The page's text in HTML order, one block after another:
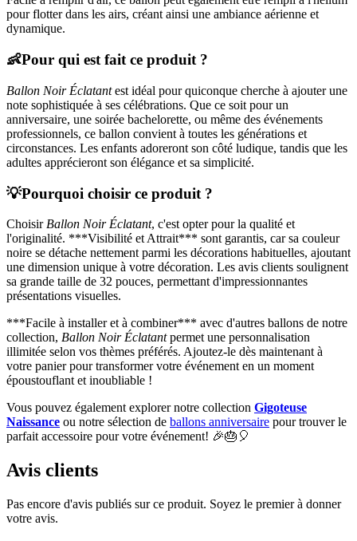
pour flotter dans les airs, créant ainsi une ambiance aérienne et
dynamique.
👶Pour qui est fait ce produit ?
Ballon Noir Éclatantest idéal pour quiconque cherche à ajouter une
note sophistiquée à ses célébrations. Que ce soit pour un
anniversaire, une soirée bachelorette, ou même des événements
professionnels, ce ballon convient à toutes les générations et
circonstances. Les enfants adoreront son côté ludique, tandis que les
adultes apprécieront son élégance et sa simplicité.
💡Pourquoi choisir ce produit ?
Choisir Ballon Noir Éclatant, c'est opter pour la qualité et
l'originalité. ***Visibilité et Attrait*** sont garantis, car sa couleur
noire se détache nettement parmi les décorations habituelles, ajoutant
une dimension unique à votre décoration. Les avis clients soulignent
sa grande taille de 32 pouces, permettant d'impressionnantes
présentations visuelles.
***Facile à installer et à combiner*** avec d'autres ballons de notre
collection, Ballon Noir Éclatantpermet une personnalisation
illimitée selon vos thèmes préférés. Ajoutez-le dès maintenant à
votre panier pour transformer votre événement en un moment
époustouflant et inoubliable !
Vous pouvez également explorer notre collection Gigoteuse
Naissance ou notre sélection de ballons anniversaire pour trouver le
parfait accessoire pour votre événement! 🎉🎂🎈
Avis clients
Pas encore d'avis publiés sur ce produit. Soyez le premier à donner
votre avis.